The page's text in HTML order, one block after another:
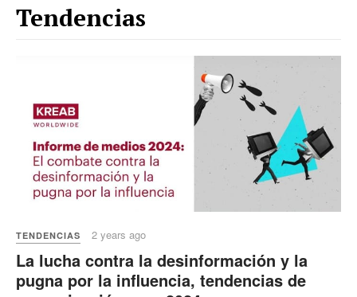
Tendencias
TENDENCIAS 2 years ago
La lucha contra la desinformación y la
pugna por la influencia, tendencias de